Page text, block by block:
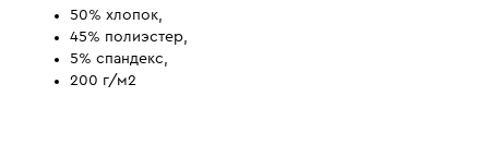
50% хлопок,
45% полиэстер,
5% спандекс,
200 г/м2